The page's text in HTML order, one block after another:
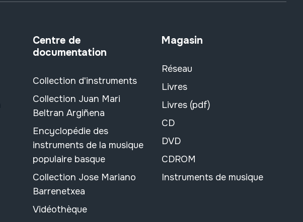
Centre de
documentation
Collection d'instruments
Collection Juan Mari
Beltran Argiñena
Encyclopédie des
instruments de la musique
populaire basque
Collection Jose Mariano
Barrenetxea
Vidéothèque
Magasin
Réseau
Livres
Livres (pdf)
CD
DVD
CDROM
Instruments de musique